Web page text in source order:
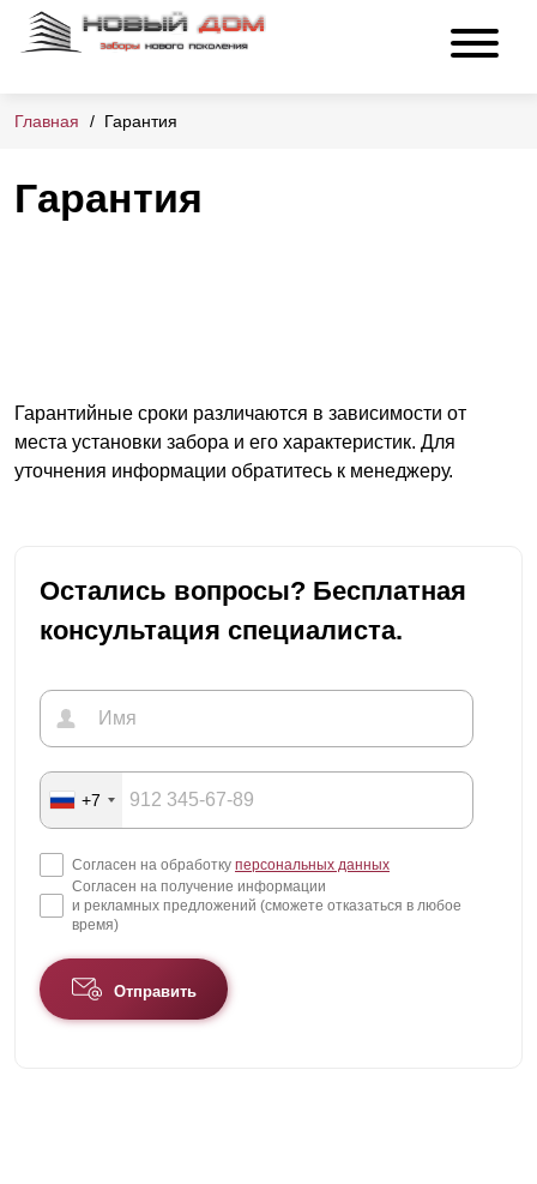
Главная Гарантия
Гарантия
Гарантийные сроки различаются в зависимости от
места установки забора и его характеристик. Для
уточнения информации обратитесь к менеджеру.
Остались вопросы? Бесплатная
консультация специалиста.
+7
Согласен на обработку персональных данных
Согласен на получение информации
и рекламных предложений (сможете отказаться в любое
время)
Отправить